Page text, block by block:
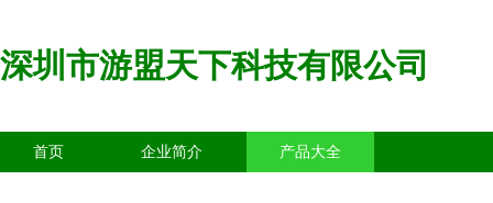
深圳市游盟天下科技有限公司
首页 企业简介 产品大全